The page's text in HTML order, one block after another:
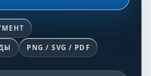
PNG / SVG / PDF